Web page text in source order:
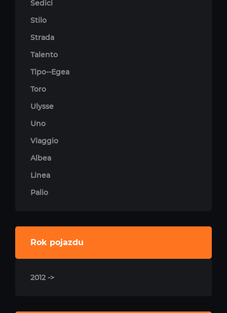
Sedici
Stilo
Strada
Talento
Tipo--Egea
Toro
Ulysse
Uno
Viaggio
Albea
Linea
Palio
Rok pojazdu
2012 ->